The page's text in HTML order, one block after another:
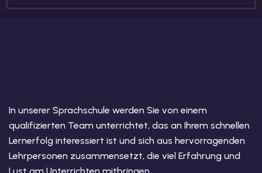
In unserer Sprachschule werden Sie von einem
qualifizierten Team unterrichtet, das an Ihrem schnellen
Lernerfolg interessiert ist und sich aus hervorragenden
Lehrpersonen zusammensetzt, die viel Erfahrung und